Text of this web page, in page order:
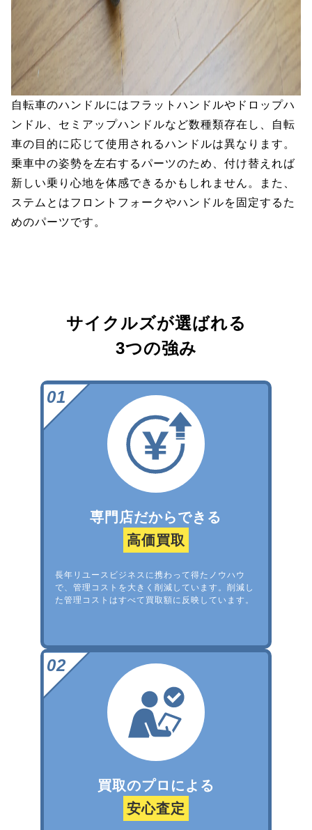
自転車のハンドルにはフラットハンドルやドロップハ
ンドル、セミアップハンドルなど数種類存在し、自転
車の目的に応じて使用されるハンドルは異なります。
乗車中の姿勢を左右するパーツのため、付け替えれば
新しい乗り心地を体感できるかもしれません。また、
ステムとはフロントフォークやハンドルを固定するた
めのパーツです。
サイクルズが選ばれる
3つの強み
専門店だからできる
高価買取
長年リユースビジネスに携わって得たノウハウ
で、管理コストを大きく削減しています。削減し
た管理コストはすべて買取額に反映しています。
買取のプロによる
安心査定